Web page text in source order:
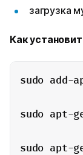
загрузка
Как
sudo add-
sudo apt-
sudo apt-